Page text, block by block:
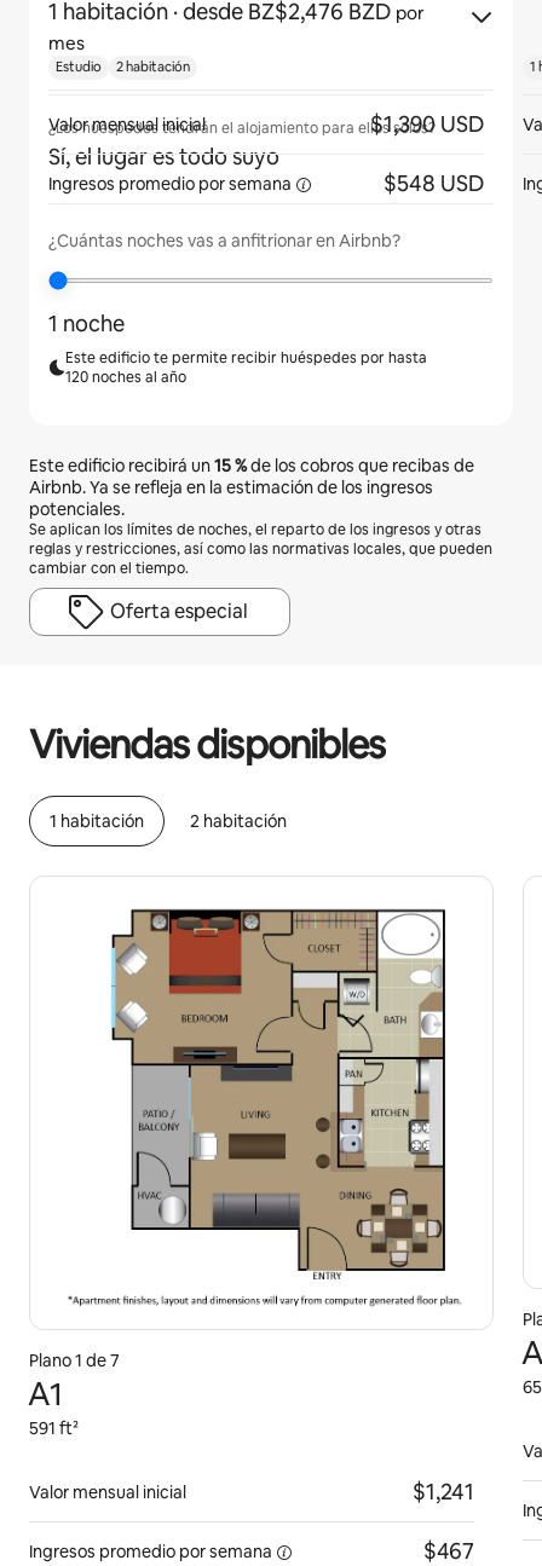
1 habitación · desde BZ$2,476 BZD por
mes
¿Los huéspedes tendrán el alojamiento para ellos solos?
Sí, el lugar es todo suyo
¿Cuántas noches vas a anfitrionar en Airbnb?
1 noche
Este edificio te permite recibir huéspedes por hasta
120 noches al año
Este edificio recibirá un15 %de los cobros que recibas de
Airbnb. Ya se refleja en la estimación de los ingresos
potenciales.
Se aplican los límites de noches, el reparto de los ingresos y otras
reglas y restricciones, así como las normativas locales, que pueden
cambiar con el tiempo.
Oferta especial
Viviendas disponibles
1 habitación 2 habitación
Plano 1 de 7
A1
591 ft²
Valor mensual inicial $1,241
Ingresos promedio por semana $467
Estudio 2 habitación
Valor mensual inicial $1,390 USD
Ingresos promedio por semana $548 USD
1